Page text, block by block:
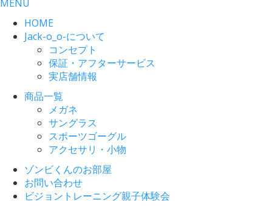
MENU
HOME
Jack-o_o-について
コンセプト
保証・アフターサービス
実店舗情報
商品一覧
メガネ
サングラス
スポーツゴーグル
アクセサリ・小物
ゾンビくんのお部屋
お問い合わせ
ビジョントレーニング親子体験会